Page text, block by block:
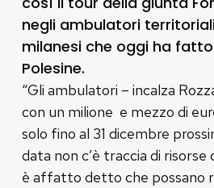
negli ambulatori
milanesi che oggi ha
Polesine.
“Gli ambulatori – incalza
con un milione e mezzo di
solo fino al 31 dicembre
data non c’è traccia di
è affatto detto che possano